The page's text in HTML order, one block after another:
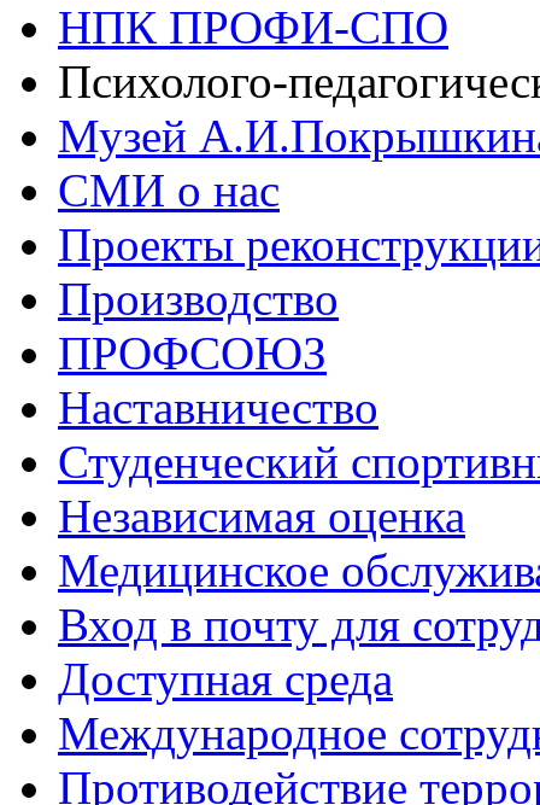
НПК ПРОФИ-СПО
Психолого-
Музей
СМИ о нас
Проекты
Производство
ПРОФСОЮЗ
Наставничество
Студенческий
Независимая оценка
Медицинское
Вход в почту для
Доступная среда
Международное
Противодействие